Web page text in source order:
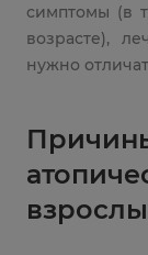
симптомы (в
возрасте),
нужно